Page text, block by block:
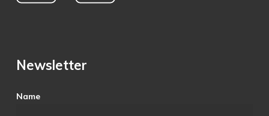
Newsletter
Name